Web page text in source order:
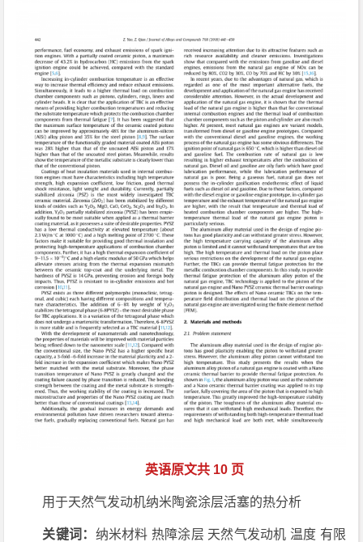
英语原文共 10 页
用于天然气发动机纳米陶瓷涂层活塞的热分析
关键词： 纳米材料 热障涂层 天然气发动机 温度 有限